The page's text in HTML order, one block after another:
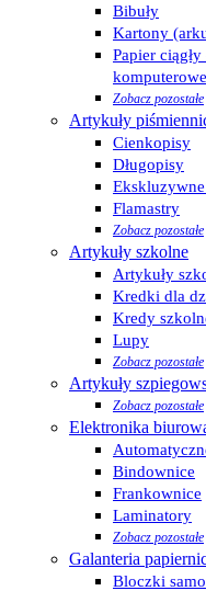
Bibuły
Kartony
Papier
komputerowe
Zobacz pozostałe
Artykuły
Cienkopisy
Długopisy
Flamastry
Zobacz pozostałe
Artykuły szkolne
Artykuły
Kredki dla
Kredy
Lupy
Zobacz pozostałe
Artykuły
Zobacz pozostałe
Elektronika
Bindownice
Frankownice
Laminatory
Zobacz pozostałe
Galanteria
Bloczki